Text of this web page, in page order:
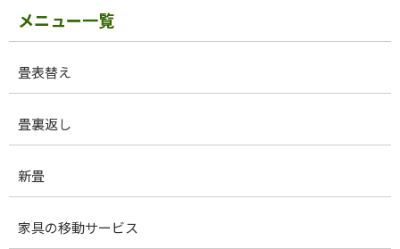
メニュー一覧
畳表替え
畳裏返し
​新畳
家具の移動サービス